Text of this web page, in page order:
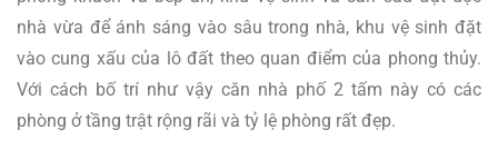
nhà vừa để ánh sáng vào sâu trong nhà, khu vệ sinh đặt
vào cung xấu của lô đất theo quan điểm của phong thủy.
Với cách bố trí như vậy căn nhà phố 2 tấm này có các
phòng ở tầng trật rộng rãi và tỷ lệ phòng rất đẹp.